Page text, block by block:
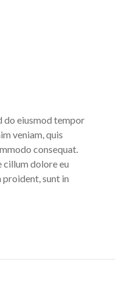
do eiusmod tempor
veniam, quis
consequat.
cillum dolore eu
sunt in